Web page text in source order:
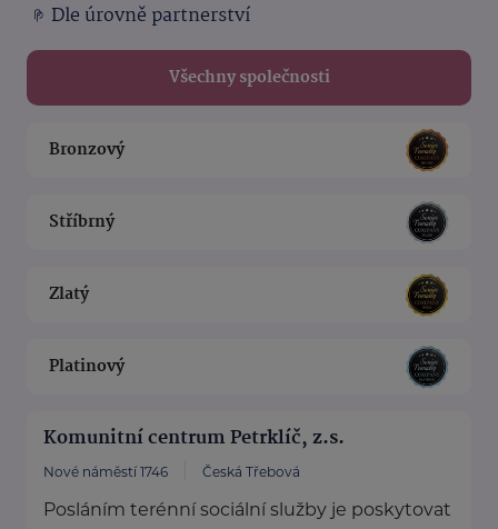
Dle úrovně partnerství
Všechny společnosti
Bronzový
Stříbrný
Zlatý
Platinový
Komunitní centrum Petrklíč, z.s.
Nové náměstí 1746 Česká Třebová
Posláním terénní sociální služby je poskytovat